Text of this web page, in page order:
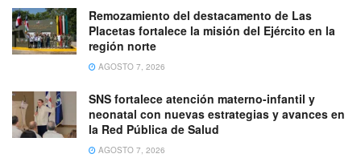
Remozamiento del destacamento de Las
Placetas fortalece la misión del Ejército en la
región norte
AGOSTO 7, 2026
SNS fortalece atención materno-infantil y
neonatal con nuevas estrategias y avances en
la Red Pública de Salud
AGOSTO 7, 2026